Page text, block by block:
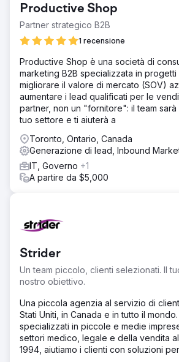
Productive Shop
Partner strategico B2B
1 recensione
Productive Shop è una società di
marketing B2B specializzata in
migliorare il valore di mercato (SOV)
aumentare i lead qualificati per le
partner, non un "fornitore": il team
tuo settore e ti aiuterà a
Toronto, Ontario, Canada
Generazione di lead, Inbound
IT, Governo +1
A partire da $5,000
Strider
Un team piccolo, clienti selezionati. Il
nostro obiettivo.
Una piccola agenzia al servizio di
Stati Uniti, in Canada e in tutto il mondo.
specializzati in piccole e medie
settori medico, legale e della vendita
1994, aiutiamo i clienti con soluzioni